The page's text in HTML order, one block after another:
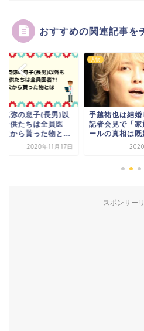
おすすめの関連記事を
祐也は結婚してる？
会見で「家族」アピ
の真相は既婚者?
2020年6月23日
ドラマ・映画
せんけす|秋谷
やいくほ)の経
フィールと高校
スポンサー